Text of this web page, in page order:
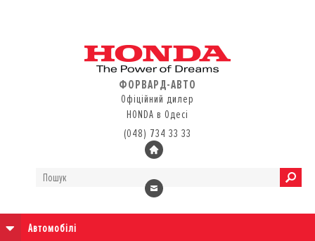
ФОРВАРД-АВТО
Офіційний дилер
HONDA в Одесі
(048) 734 33 33
Автомобілі